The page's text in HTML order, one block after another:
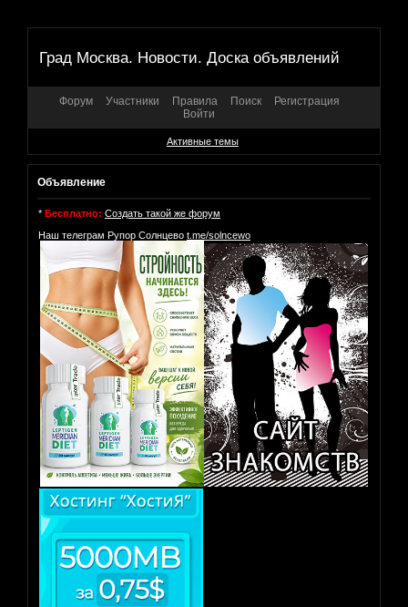
Град Москва. Новости. Доска объявлений
Форум Участники Правила Поиск
Регистрация
Войти
Активные темы
Объявление
* Бесплатно: Создать такой же форум
Наш телеграм Рупор Солнцево t.me/solncewo